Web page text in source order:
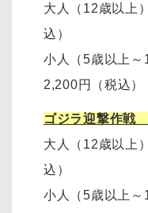
大人（12歳以上）
込）
小人（5歳以上～
2,200円
（税込）
ゴジラ迎撃作戦
大人（12歳以上）
込）
小人（5歳以上～